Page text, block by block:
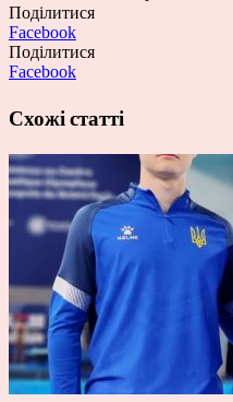
Поділитися
Facebook
Поділитися
Facebook
Схожі статті